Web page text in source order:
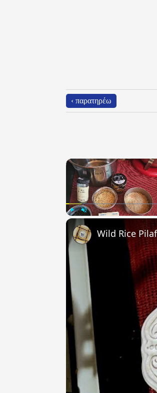
‹ παρατηρέω
Unmute
Wild Rice